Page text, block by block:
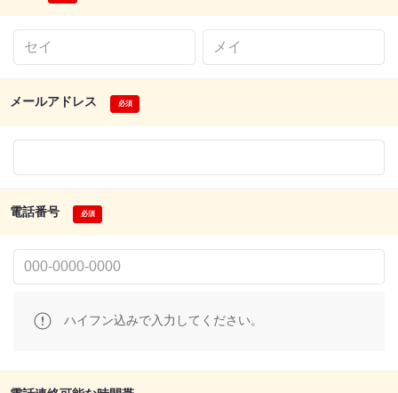
メールアドレス
電話番号
ハイフン込みで入力してください。